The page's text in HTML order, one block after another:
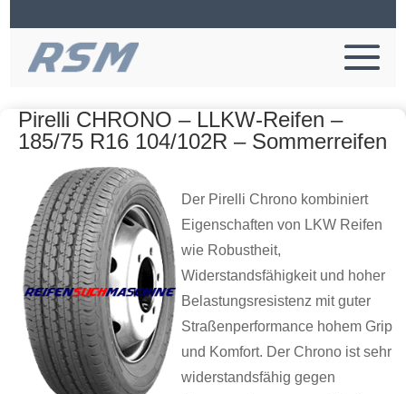
Pirelli CHRONO – LLKW-Reifen –
185/75 R16 104/102R – Sommerreifen
Der Pirelli Chrono kombiniert
Eigenschaften von LKW Reifen
wie Robustheit,
Widerstandsfähigkeit und hoher
Belastungsresistenz mit guter
Straßenperformance hohem Grip
und Komfort. Der Chrono ist sehr
widerstandsfähig gegen